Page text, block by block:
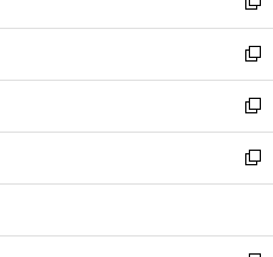
開
く
ウ
で
開
く
ィ
ン
ド
ウ
で
開
く
い
ウ
ィ
ン
ド
ウ
で
開
新
し
い
ウ
ィ
ン
ド
ウ
開
新
し
い
ウ
ィ
ン
ウ
新
し
い
ウ
ン
新
し
ウ